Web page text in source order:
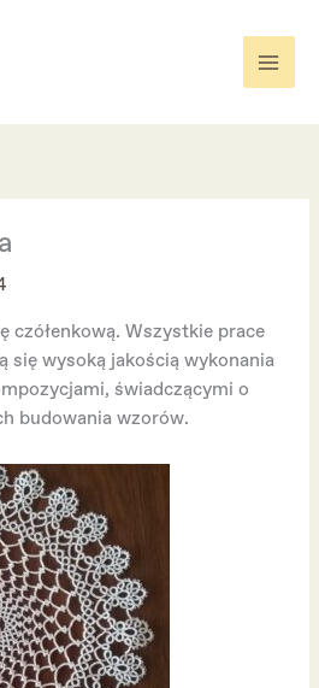
czółenkową. Wszystkie prace
się wysoką jakością wykonania
świadczącymi o
budowania wzorów.